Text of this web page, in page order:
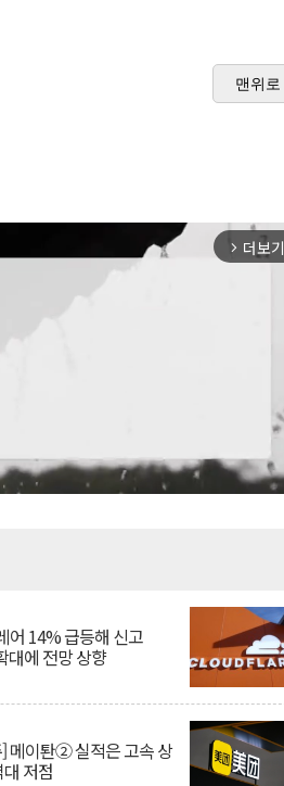
맨위로
arrow_forward_ios 더보기
어 14% 급등해 신고
대에 전망 상향
메이퇀② 실적은 고속 상
저점